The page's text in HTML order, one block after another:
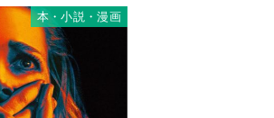
本・小説・漫画